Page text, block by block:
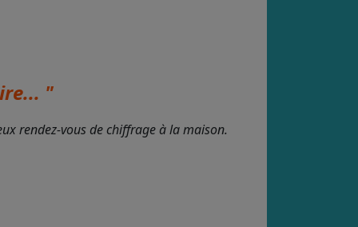
"
rendez-vous de chiffrage à la maison.